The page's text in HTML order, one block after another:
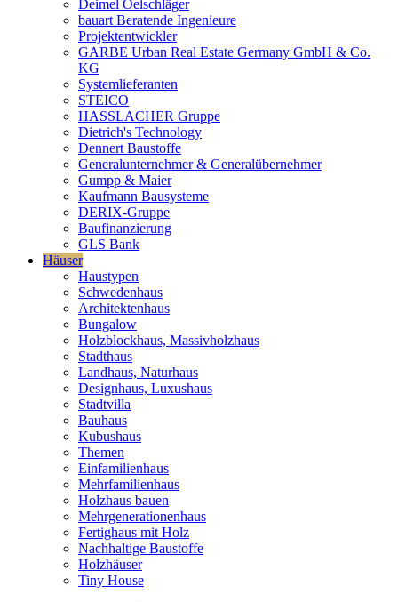
Deimel Oelschläger
bauart Beratende Ingenieure
Projektentwickler
GARBE Urban Real Estate Germany GmbH & Co.
KG
Systemlieferanten
STEICO
HASSLACHER Gruppe
Dietrich's Technology
Dennert Baustoffe
Generalunternehmer & Generalübernehmer
Gumpp & Maier
Kaufmann Bausysteme
DERIX-Gruppe
Baufinanzierung
GLS Bank
Häuser
Haustypen
Schwedenhaus
Architektenhaus
Bungalow
Holzblockhaus, Massivholzhaus
Stadthaus
Landhaus, Naturhaus
Designhaus, Luxushaus
Stadtvilla
Bauhaus
Kubushaus
Themen
Einfamilienhaus
Mehrfamilienhaus
Holzhaus bauen
Mehrgenerationenhaus
Fertighaus mit Holz
Nachhaltige Baustoffe
Holzhäuser
Tiny House